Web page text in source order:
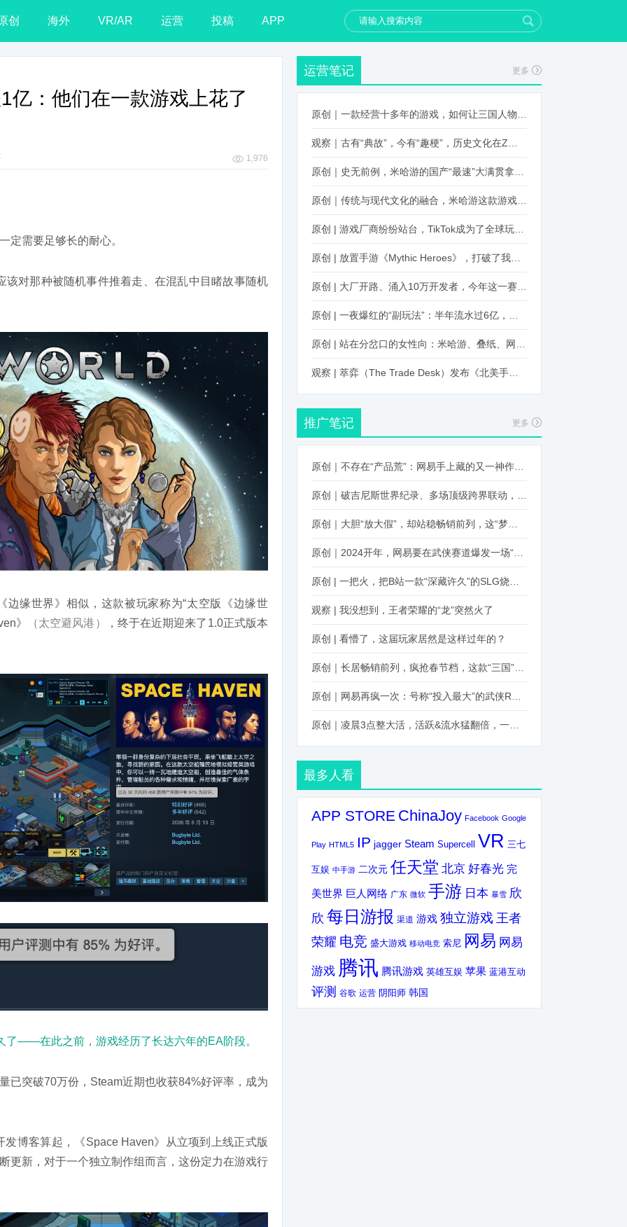
创 海外 VR/AR 运营 投稿 APP
亿：他们在一款游戏上花了
1,976
定需要足够长的耐心。
该对那种被随机事件推着走、在混乱中目睹故事随机
缘世界》相似，这款被玩家称为“太空版《边缘世
》
（太空避风港） ，终于在近期迎来了1.0正式版本
了——在此之前，游戏经历了长达六年的EA阶段。
已突破70万份，Steam近期也收获84%好评率，成为
博客算起，《Space Haven》从立项到上线正式版
更新，对于一个独立制作组而言，这份定力在游戏行
运营笔记 更多
推广笔记 更多
观察 | 我没想到，王者荣耀的“龙”突然火了
原创 | 看懵了，这届玩家居然是这样过年的？
最多人看
APP STORE ChinaJoy Facebook Google
Play HTML5 IP jagger Steam Supercell VR 三七
互娱 中手游 二次元 任天堂 北京 好春光 完
美世界 巨人网络 广东 微软 手游 日本 暴雪 欣
欣 每日游报 渠道 游戏 独立游戏 王者
荣耀 电竞 盛大游戏 移动电竞 索尼 网易 网易
游戏 腾讯 腾讯游戏 英雄互娱 苹果 蓝港互动
评测 谷歌 运营 阴阳师 韩国